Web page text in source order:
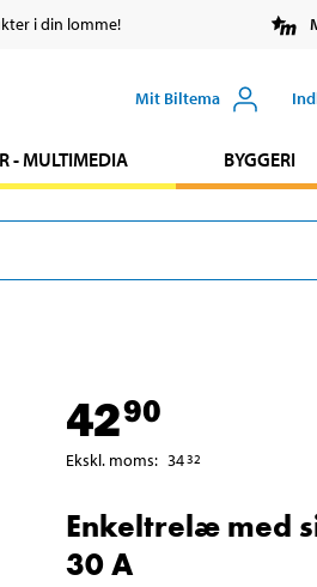
i din lomme!
Mit Biltema
- MULTIMEDIA BYGGERI
4290
Ekskl. moms: 3432
Enkeltrelæ med
30 A